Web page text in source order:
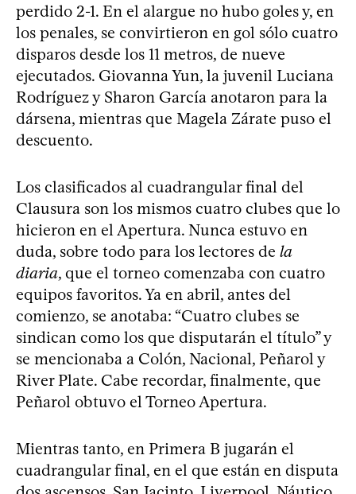
perdido 2-1. En el alargue no hubo goles y, en
los penales, se convirtieron en gol sólo cuatro
disparos desde los 11 metros, de nueve
ejecutados. Giovanna Yun, la juvenil Luciana
Rodríguez y Sharon García anotaron para la
dársena, mientras que Magela Zárate puso el
descuento.
Los clasificados al cuadrangular final del
Clausura son los mismos cuatro clubes que lo
hicieron en el Apertura. Nunca estuvo en
duda, sobre todo para los lectores de la
diaria, que el torneo comenzaba con cuatro
equipos favoritos. Ya en abril, antes del
comienzo, se anotaba: “Cuatro clubes se
sindican como los que disputarán el título” y
se mencionaba a Colón, Nacional, Peñarol y
River Plate. Cabe recordar, finalmente, que
Peñarol obtuvo el Torneo Apertura.
Mientras tanto, en Primera B jugarán el
cuadrangular final, en el que están en disputa